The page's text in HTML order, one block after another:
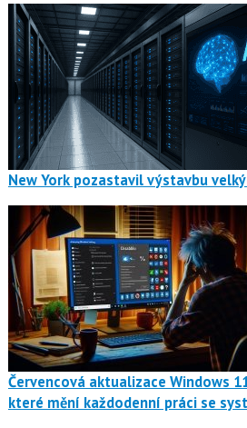
New York pozastavil výstavbu
Červencová aktualizace Windows
které mění každodenní práci se